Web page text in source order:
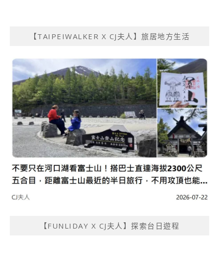
【TAIPEIWALKER X CJ夫人】旅居地方生活
【FUNLIDAY X CJ夫人】探索台日遊程